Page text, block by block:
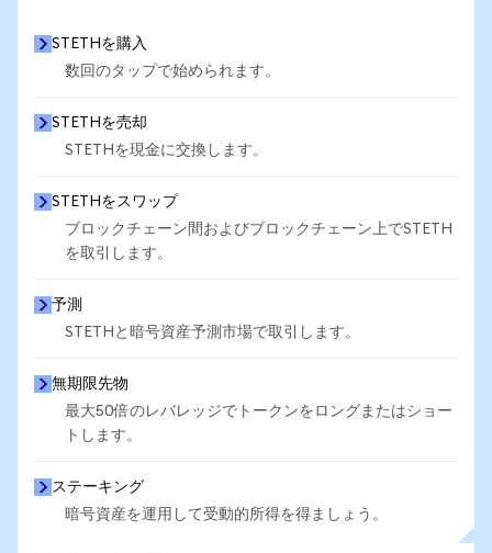
STETHを購入
数回のタップで始められます。
STETHを売却
STETHを現金に交換します。
STETHをスワップ
ブロックチェーン間およびブロックチェーン上でSTETH
を取引します。
予測
STETHと暗号資産予測市場で取引します。
無期限先物
最大50倍のレバレッジでトークンをロングまたはショー
トします。
ステーキング
暗号資産を運用して受動的所得を得ましょう。